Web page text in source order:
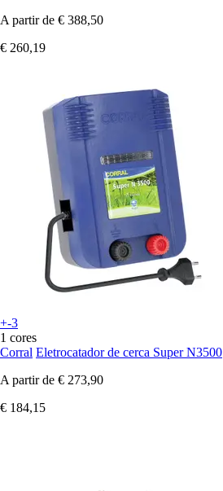
A partir de € 388,50
€ 260,19
+-3
1 cores
Corral Eletrocatador de cerca Super N3500
A partir de € 273,90
€ 184,15